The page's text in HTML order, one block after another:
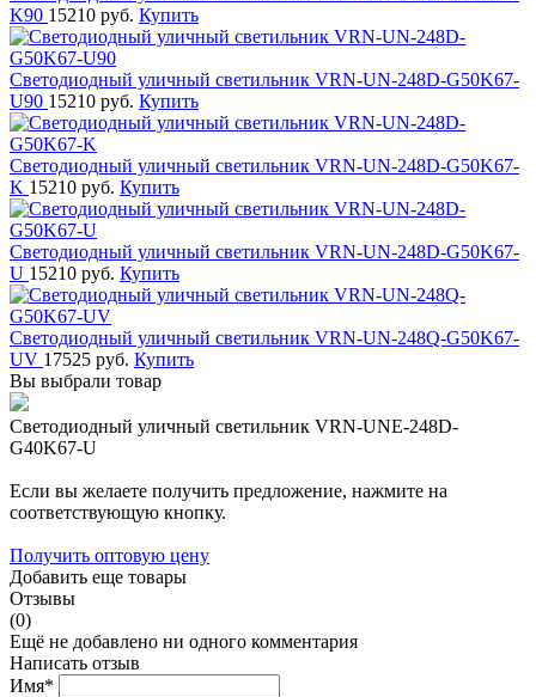
K90 15210 руб. Купить
Светодиодный уличный светильник VRN-UN-248D-G50K67-
U90 15210 руб. Купить
Светодиодный уличный светильник VRN-UN-248D-G50K67-
K 15210 руб. Купить
Светодиодный уличный светильник VRN-UN-248D-G50K67-
U 15210 руб. Купить
Светодиодный уличный светильник VRN-UN-248Q-G50K67-
UV 17525 руб. Купить
Вы выбрали товар
Светодиодный уличный светильник VRN-UNE-248D-
G40K67-U
Если вы желаете получить предложение, нажмите на
соответствующую кнопку.
Получить оптовую цену
Добавить еще товары
Отзывы
(0)
Ещё не добавлено ни одного комментария
Написать отзыв
Имя*